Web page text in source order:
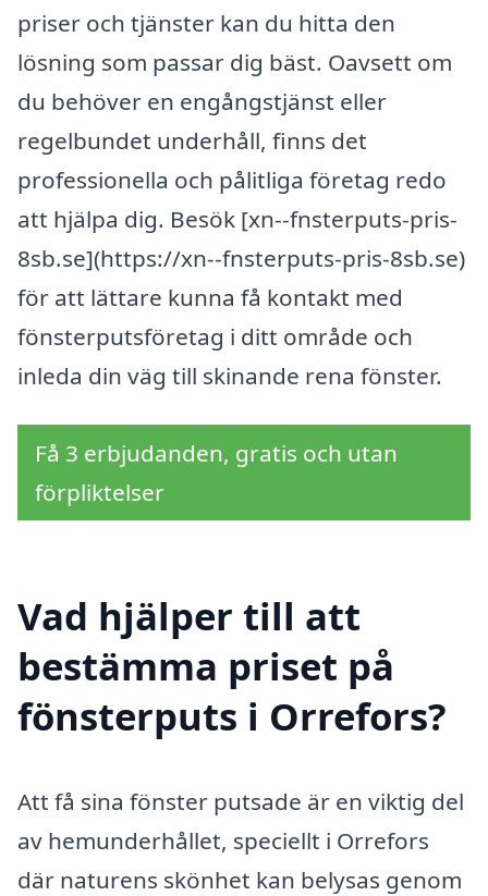
priser och tjänster kan du hitta den
lösning som passar dig bäst. Oavsett om
du behöver en engångstjänst eller
regelbundet underhåll, finns det
professionella och pålitliga företag redo
att hjälpa dig. Besök [xn--fnsterputs-pris-
8sb.se](https://xn--fnsterputs-pris-8sb.se)
för att lättare kunna få kontakt med
fönsterputsföretag i ditt område och
inleda din väg till skinande rena fönster.
Få 3 erbjudanden, gratis och utan
förpliktelser
Vad hjälper till att
bestämma priset på
fönsterputs i Orrefors?
Att få sina fönster putsade är en viktig del
av hemunderhållet, speciellt i Orrefors
där naturens skönhet kan belysas genom